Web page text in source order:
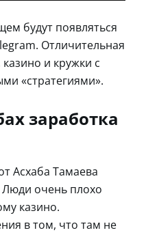
будут появляться
Отличительная
и кружки с
«стратегиями».
заработка
Асхаба Тамаева
Люди очень плохо
казино.
в том, что там не